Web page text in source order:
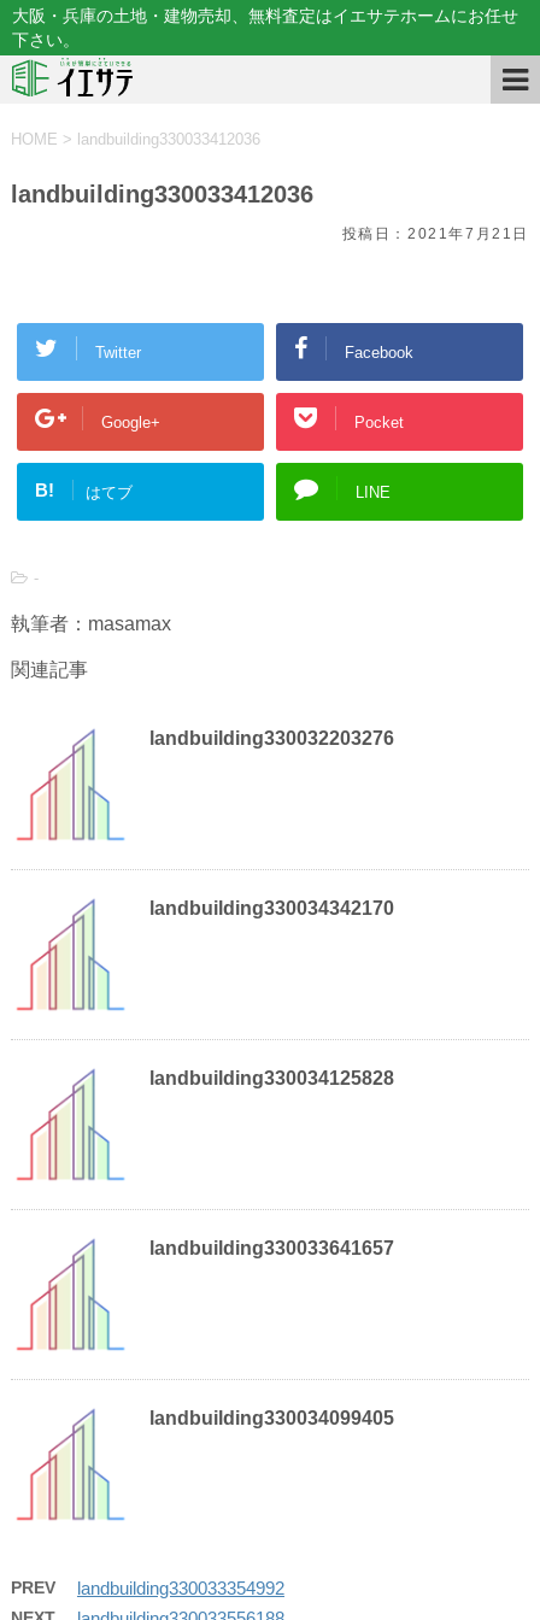
大阪・兵庫の土地・建物売却、無料査定はイエサテホームにお任せ
下さい。
HOME > landbuilding330033412036
landbuilding330033412036
投稿日：2021年7月21日
Twitter Facebook
Google+ Pocket
B! はてブ LINE
-
執筆者：masamax
関連記事
landbuilding330032203276
landbuilding330034342170
landbuilding330034125828
landbuilding330033641657
landbuilding330034099405
PREV landbuilding330033354992